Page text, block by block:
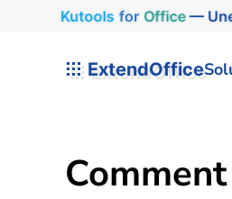
Kutools for Office— Une
ExtendOffice